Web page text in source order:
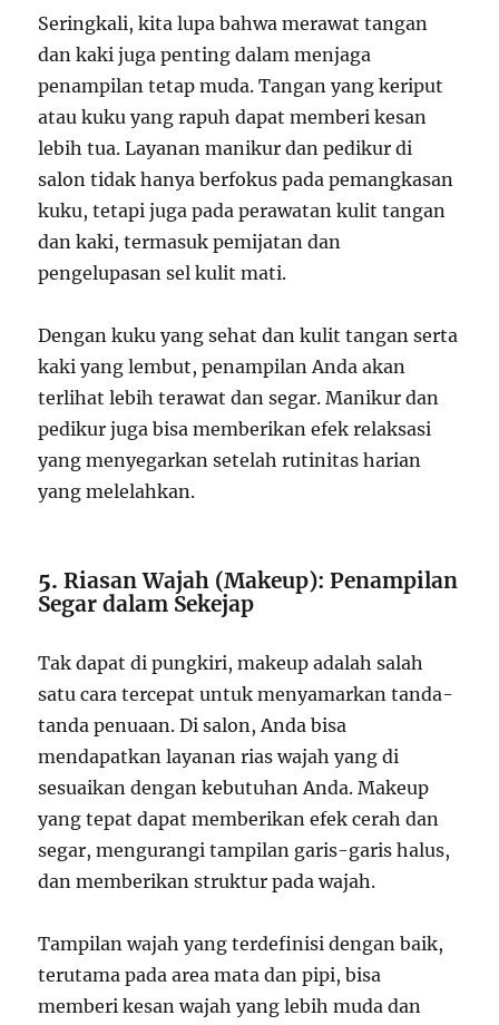
Seringkali, kita lupa bahwa merawat tangan
dan kaki juga penting dalam menjaga
penampilan tetap muda. Tangan yang keriput
atau kuku yang rapuh dapat memberi kesan
lebih tua. Layanan manikur dan pedikur di
salon tidak hanya berfokus pada pemangkasan
kuku, tetapi juga pada perawatan kulit tangan
dan kaki, termasuk pemijatan dan
pengelupasan sel kulit mati.
Dengan kuku yang sehat dan kulit tangan serta
kaki yang lembut, penampilan Anda akan
terlihat lebih terawat dan segar. Manikur dan
pedikur juga bisa memberikan efek relaksasi
yang menyegarkan setelah rutinitas harian
yang melelahkan.
5.Riasan Wajah (Makeup): Penampilan
Segar dalam Sekejap
Tak dapat di pungkiri, makeup adalah salah
satu cara tercepat untuk menyamarkan tanda-
tanda penuaan. Di salon, Anda bisa
mendapatkan layanan rias wajah yang di
sesuaikan dengan kebutuhan Anda. Makeup
yang tepat dapat memberikan efek cerah dan
segar, mengurangi tampilan garis-garis halus,
dan memberikan struktur pada wajah.
Tampilan wajah yang terdefinisi dengan baik,
terutama pada area mata dan pipi, bisa
memberi kesan wajah yang lebih muda dan